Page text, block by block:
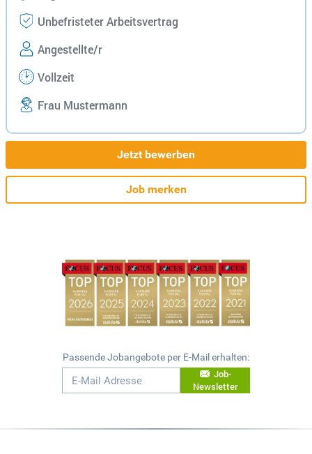
Unbefristeter Arbeitsvertrag
Angestellte/r
Vollzeit
Frau Mustermann
Jetzt bewerben
Job merken
Passende Jobangebote per E-Mail erhalten:
Job-
Newsletter